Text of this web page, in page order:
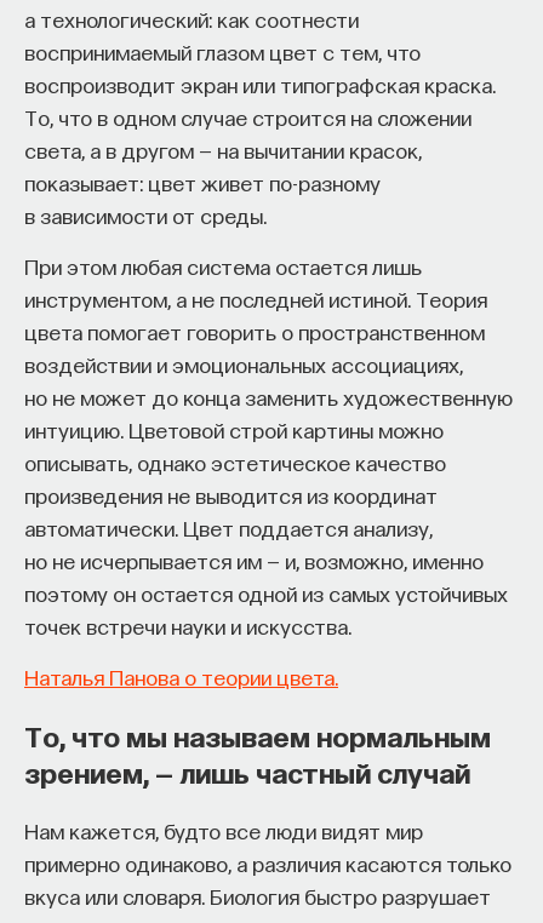
а технологический: как соотнести
воспринимаемый глазом цвет с тем, что
воспроизводит экран или типографская краска.
То, что в одном случае строится на сложении
света, а в другом — на вычитании красок,
показывает: цвет живет по-разному
в зависимости от среды.
При этом любая система остается лишь
инструментом, а не последней истиной. Теория
цвета помогает говорить о пространственном
воздействии и эмоциональных ассоциациях,
но не может до конца заменить художественную
интуицию. Цветовой строй картины можно
описывать, однако эстетическое качество
произведения не выводится из координат
автоматически. Цвет поддается анализу,
но не исчерпывается им — и, возможно, именно
поэтому он остается одной из самых устойчивых
точек встречи науки и искусства.
Наталья Панова о теории цвета.
То, что мы называем нормальным
зрением, — лишь частный случай
Нам кажется, будто все люди видят мир
примерно одинаково, а различия касаются только
вкуса или словаря. Биология быстро разрушает
ИСКУССТВЕННЫЙ ИНТЕЛЛЕКТ
ИСКУССТВЕННЫЙ ИНТЕЛЛЕКТ УНИВЕРСИТЕТ
АКАДЕМИЧЕСКАЯ СРЕДА ОБУЧЕНИЕ
ПАРТНЁР ПРОЕКТА
просвещения!
ПОДДЕРЖАТЬ ПОСТНАУКУ